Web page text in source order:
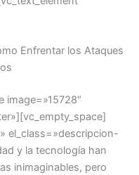
Enfrentar los Ataques
image=»15728″
el_class=»descripcion-
y la tecnología han
inimaginables, pero